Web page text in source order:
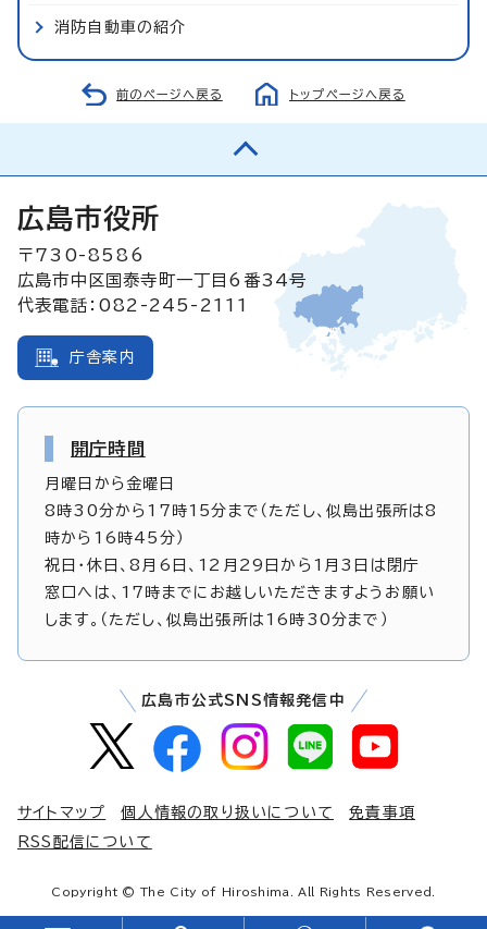
消防自動車の紹介
前のページへ戻る トップページへ戻る
広島市役所
〒730-8586
広島市中区国泰寺町一丁目6番34号
代表電話：082-245-2111
庁舎案内
開庁時間
月曜日から金曜日
8時30分から17時15分まで（ただし、似島出張所は8
時から16時45分）
祝日・休日、8月6日、12月29日から1月3日は閉庁
窓口へは、17時までにお越しいただきますようお願い
します。（ただし、似島出張所は16時30分まで）
広島市公式SNS情報発信中
サイトマップ 個人情報の取り扱いについて
免責事項
RSS配信について
Copyright © The City of Hiroshima. All Rights Reserved.